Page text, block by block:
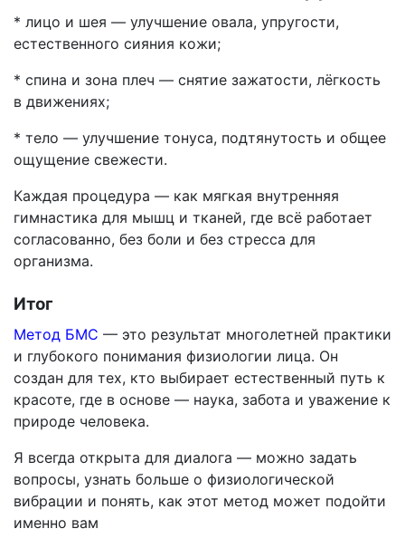
* лицо и шея — улучшение овала, упругости,
естественного сияния кожи;
* спина и зона плеч — снятие зажатости, лёгкость
в движениях;
* тело — улучшение тонуса, подтянутость и общее
ощущение свежести.
Каждая процедура — как мягкая внутренняя
гимнастика для мышц и тканей, где всё работает
согласованно, без боли и без стресса для
организма.
Итог
Метод БМС — это результат многолетней практики
и глубокого понимания физиологии лица. Он
создан для тех, кто выбирает естественный путь к
красоте, где в основе — наука, забота и уважение к
природе человека.
Я всегда открыта для диалога — можно задать
вопросы, узнать больше о физиологической
вибрации и понять, как этот метод может подойти
именно вам